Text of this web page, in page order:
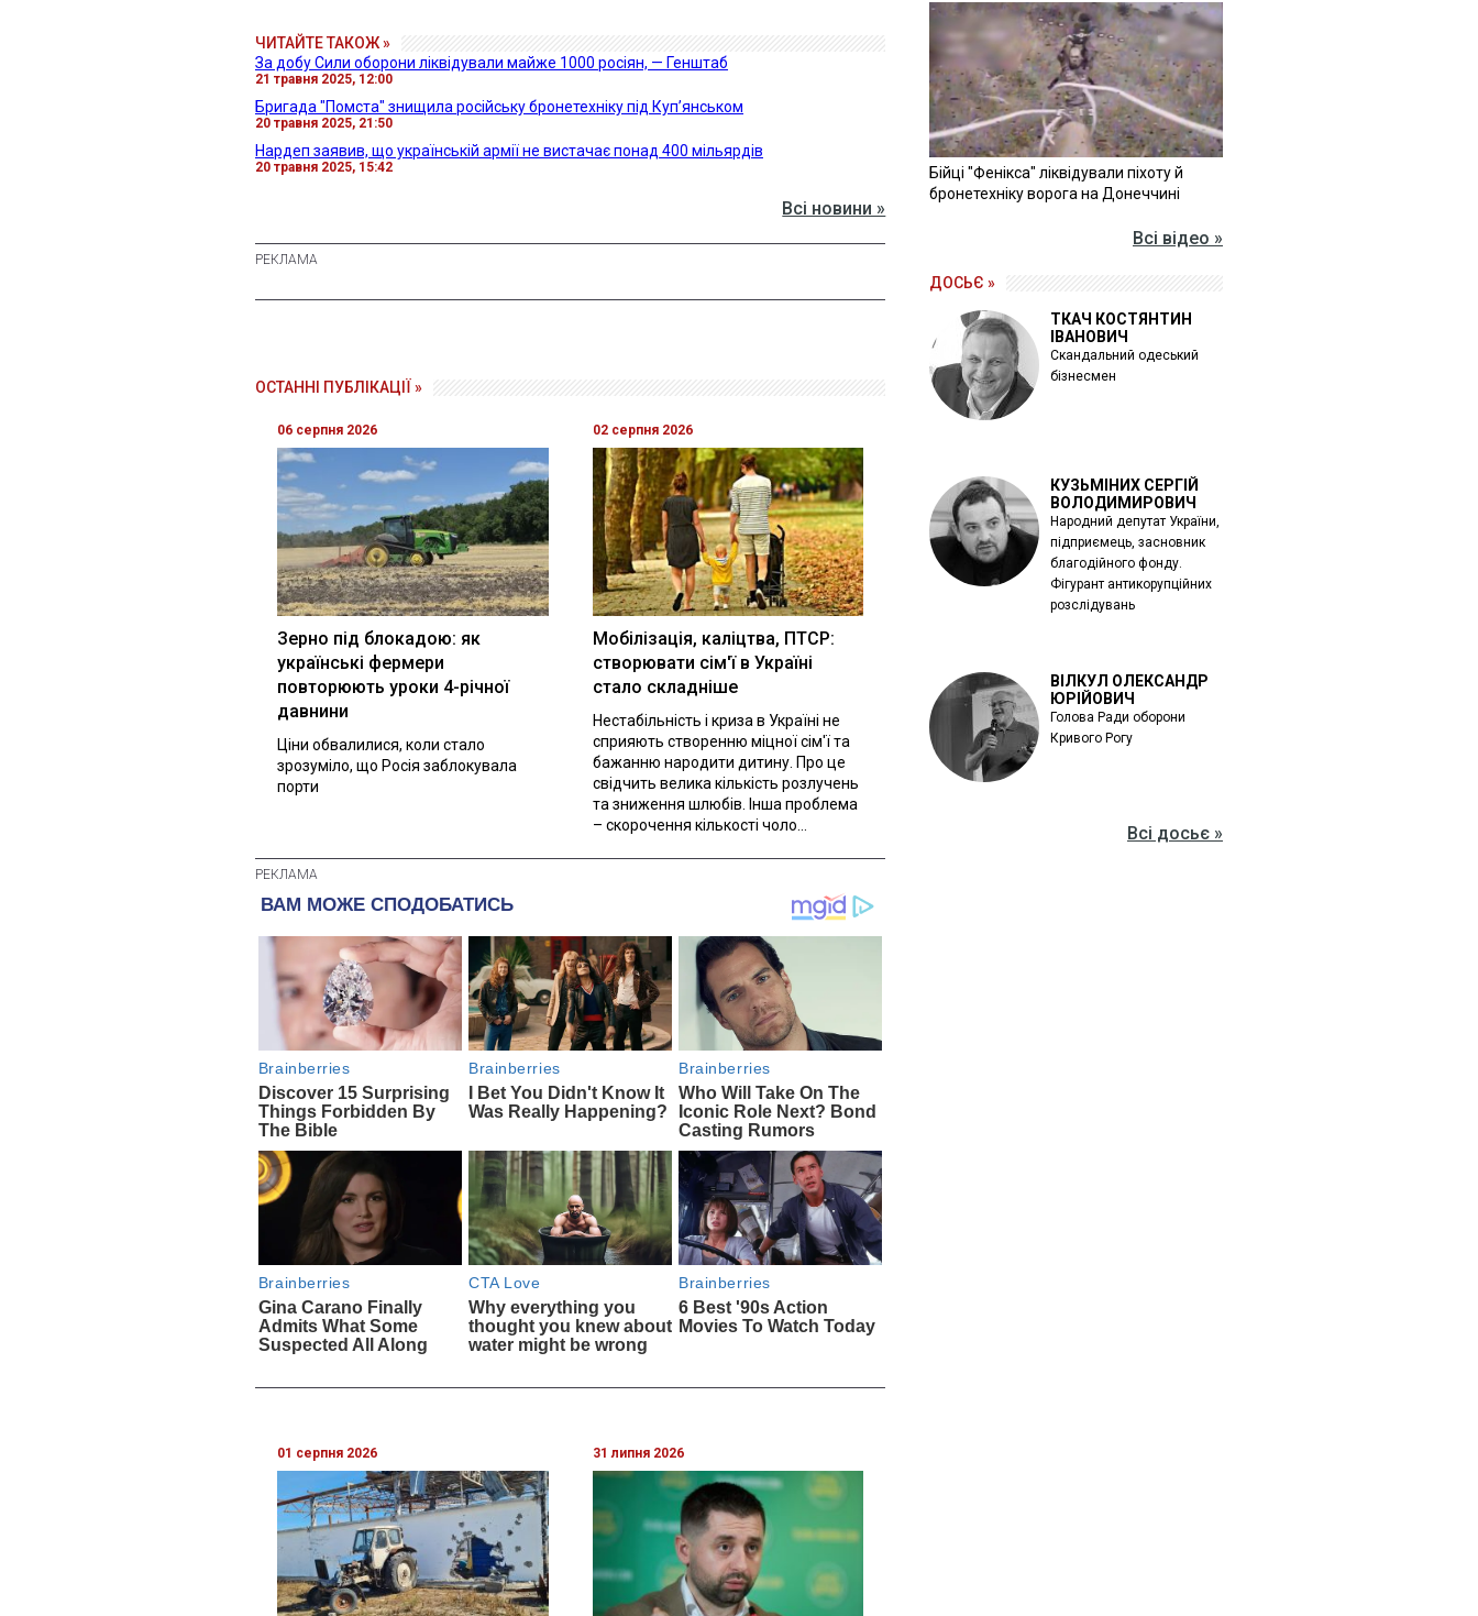
ЧИТАЙТЕ ТАКОЖ »
За добу Сили оборони ліквідували майже 1000 росіян, — Генштаб
21 травня 2025, 12:00
Бригада "Помста" знищила російську бронетехніку під Куп’янськом
20 травня 2025, 21:50
Нардеп заявив, що українській армії не вистачає понад 400 мільярдів
20 травня 2025, 15:42
Всі новини »
ОСТАННІ ПУБЛІКАЦІЇ »
06 серпня 2026
Зерно під блокадою: як
українські фермери
повторюють уроки 4-річної
давнини
Ціни обвалилися, коли стало
зрозуміло, що Росія заблокувала
порти
02 серпня 2026
Мобілізація, каліцтва, ПТСР:
створювати сім'ї в Україні
стало складніше
Нестабільність і криза в Україні не
сприяють створенню міцної сім'ї та
бажанню народити дитину. Про це
свідчить велика кількість розлучень
та зниження шлюбів. Інша проблема
– скорочення кількості чоло...
01 серпня 2026 31 липня 2026
Бійці "Фенікса" ліквідували піхоту й
бронетехніку ворога на Донеччині
Всі відео »
ДОСЬЄ »
ТКАЧ КОСТЯНТИН
ІВАНОВИЧ
Скандальний одеський
бізнесмен
КУЗЬМІНИХ СЕРГІЙ
ВОЛОДИМИРОВИЧ
Народний депутат України,
підприємець, засновник
благодійного фонду.
Фігурант антикорупційних
розслідувань
ВІЛКУЛ ОЛЕКСАНДР
ЮРІЙОВИЧ
Голова Ради оборони
Кривого Рогу
Всі досьє »